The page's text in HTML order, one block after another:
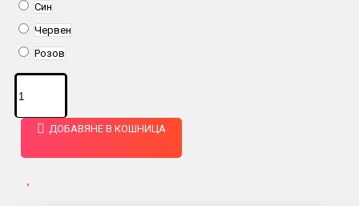
Син
Червен
Розов
ДОБАВЯНЕ В КОШНИЦА